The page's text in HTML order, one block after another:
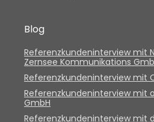
Blog
Referenzkundeninterview mit
Zernsee Kommunikations
Referenzkundeninterview mit
Referenzkundeninterview mit
GmbH
Referenzkundeninterview mit